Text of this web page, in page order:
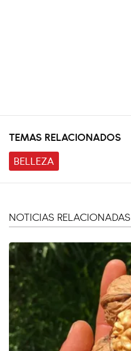
TEMAS RELACIONADOS
BELLEZA
NOTICIAS RELACIONADAS